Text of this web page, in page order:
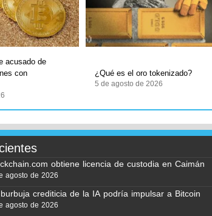
acusado de
con
¿Qué es el oro tokenizado?
5 de agosto de 2026
obtiene licencia de custodia en Caimán
agosto de 2026
crediticia de la IA podría impulsar a Bitcoin
agosto de 2026